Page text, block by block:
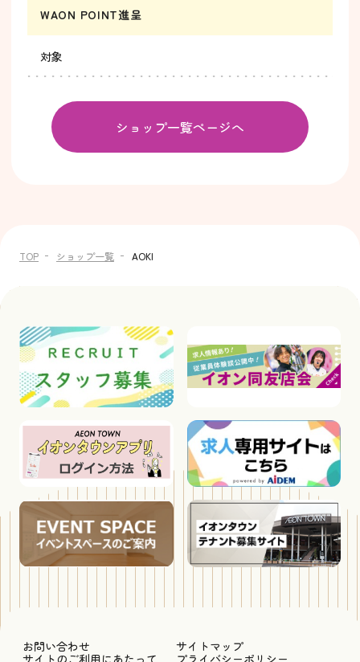
WAON POINT進呈
対象
ショップ一覧ページへ
TOP ショップ一覧 AOKI
お問い合わせ
サイトマップ
サイトのご利用にあたって
プライバシーポリシー